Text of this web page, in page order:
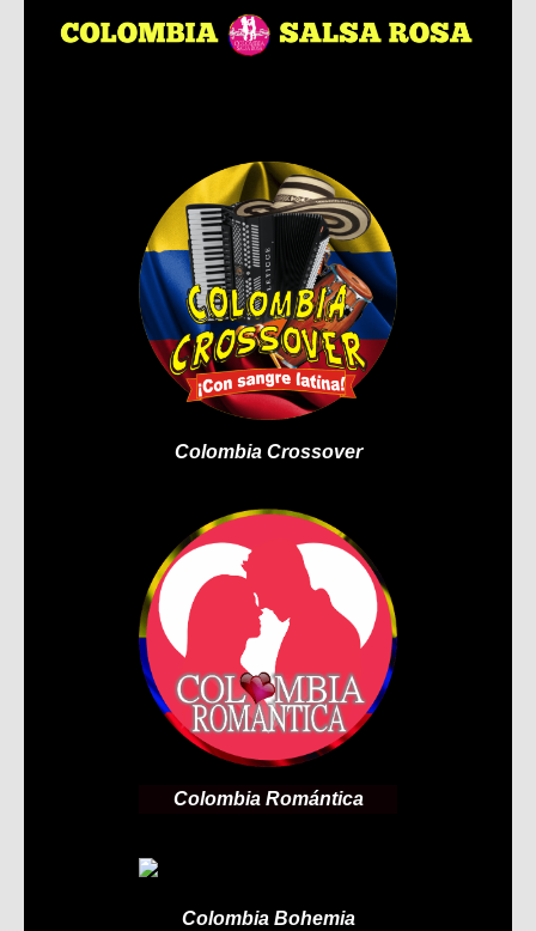
Colombia Crossover
Colombia Romántica
Colombia Bohemia